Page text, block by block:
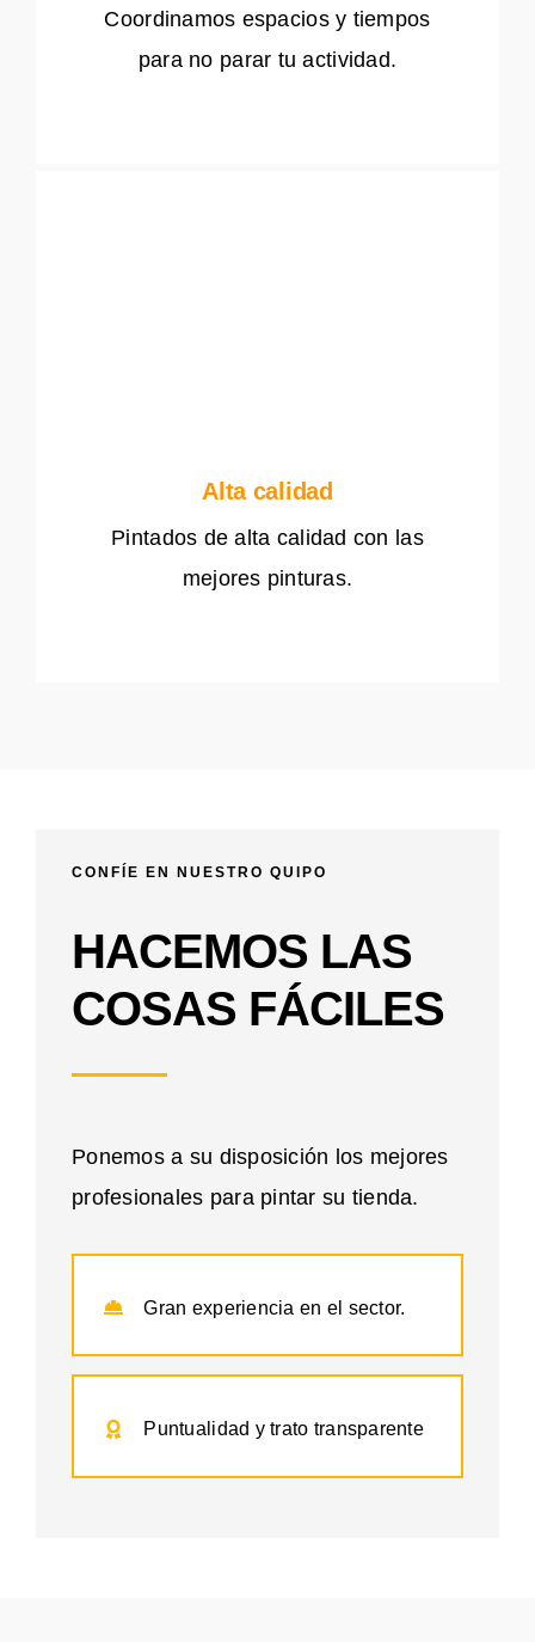
Coordinamos espacios y tiempos
para no parar tu actividad.
Alta calidad
Pintados de alta calidad con las
mejores pinturas.
CONFÍE EN NUESTRO QUIPO
HACEMOS LAS
COSAS FÁCILES
Ponemos a su disposición los mejores
profesionales para pintar su tienda.
Gran experiencia en el sector.
Puntualidad y trato transparente